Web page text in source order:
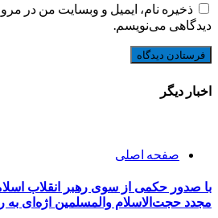
ذخیره نام، ایمیل و وبسایت من در
دیدگاهی می‌نویسم.
اخبار دیگر
صفحه اصلی
با صدور حکمی از سوی رهبر انقلاب
مجدد حجت‌الاسلام والمسلمین اژه‌ای به